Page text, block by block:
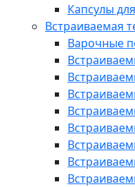
Капсулы
Встраиваемая
Варочные